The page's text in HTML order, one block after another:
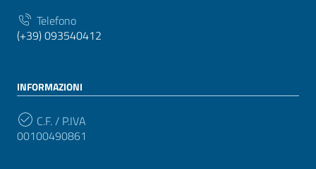
Telefono
(+39) 093540412
INFORMAZIONI
C.F. / P.IVA
00100490861